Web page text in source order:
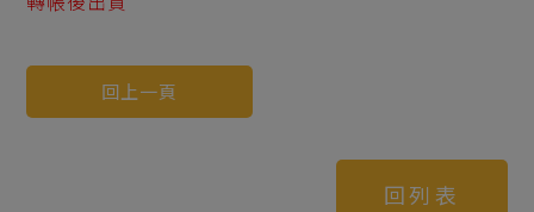
回上一頁
回列表